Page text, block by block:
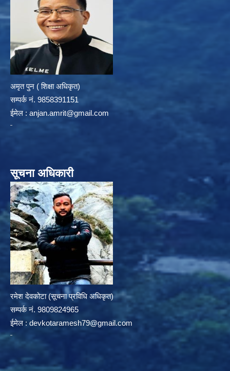
अमृत पुन ( शिक्षा अधिकृत)
सम्पर्क न‌ं. 9858391151
ईमेल : anjan.amrit@gmail.com
सूचना अधिकारी
रमेश देवकोटा (सूचना प्रविधि अधिकृत)
सम्पर्क न‌ं. 9809824965
ईमेल : devkotaramesh79@gmail.com